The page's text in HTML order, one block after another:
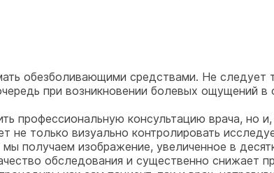
обезболивающими средствами. Не следует
при возникновении болевых ощущений в
профессиональную консультацию врача, но
не только визуально контролировать
получаем изображение, увеличенное в
обследования и существенно снижает